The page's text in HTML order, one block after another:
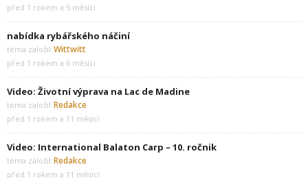
před 1 rokem a 5 měsíci
nabídka rybářského náčiní
téma založil:Wittwitt
před 1 rokem a 6 měsíci
Video: Životní výprava na Lac de Madine
téma založil:Redakce
před 1 rokem a 11 měsíci
Video: International Balaton Carp – 10. ročnik
téma založil:Redakce
před 1 rokem a 11 měsíci